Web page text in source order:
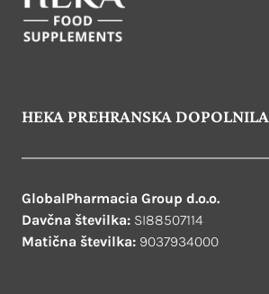
HEKA PREHRANSKA DOPOLNILA
GlobalPharmacia Group d.o.o.
Davčna številka: SI88507114
Matična številka: 9037934000